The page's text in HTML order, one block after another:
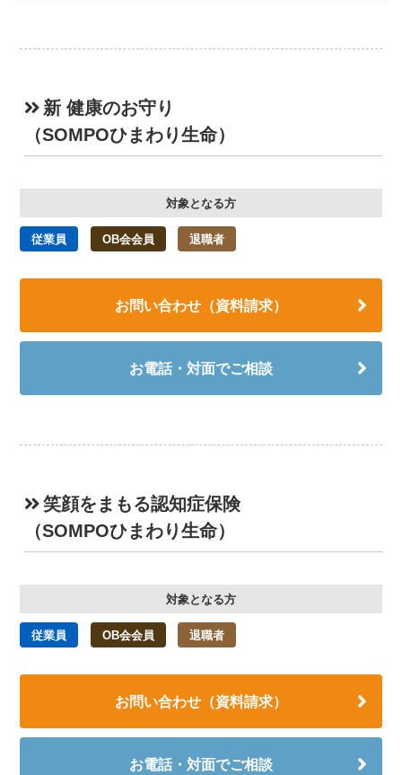
新 健康のお守り
（SOMPOひまわり生命）
対象となる方
従業員 OB会会員 退職者
お問い合わせ（資料請求）
お電話・対面でご相談
笑顔をまもる認知症保険
（SOMPOひまわり生命）
対象となる方
従業員 OB会会員 退職者
お問い合わせ（資料請求）
お電話・対面でご相談